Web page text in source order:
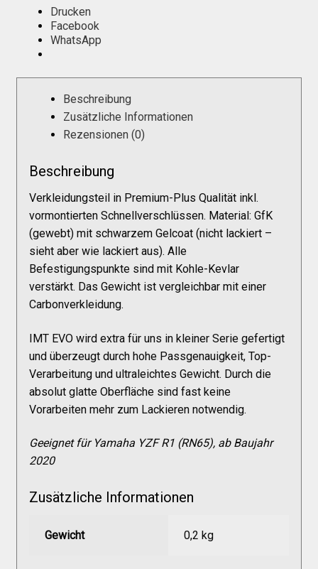
Marken
Preislisten
Galerie
Warenkorb
Kasse
Mein Konto
FAQs
Impressum
Widerruf
Drucken
Facebook
WhatsApp
Beschreibung
Zusätzliche Informationen
Rezensionen (0)
Beschreibung
Verkleidungsteil in Premium-Plus Qualität inkl.
vormontierten Schnellverschlüssen. Material: GfK
(gewebt) mit schwarzem Gelcoat (nicht lackiert –
sieht aber wie lackiert aus). Alle
Befestigungspunkte sind mit Kohle-Kevlar
verstärkt. Das Gewicht ist vergleichbar mit einer
Carbonverkleidung.
IMT EVO wird extra für uns in kleiner Serie gefertigt
und überzeugt durch hohe Passgenauigkeit, Top-
Verarbeitung und ultraleichtes Gewicht. Durch die
absolut glatte Oberfläche sind fast keine
Vorarbeiten mehr zum Lackieren notwendig.
Geeignet für Yamaha YZF R1 (RN65), ab Baujahr
2020
Zusätzliche Informationen
Gewicht 0,2 kg